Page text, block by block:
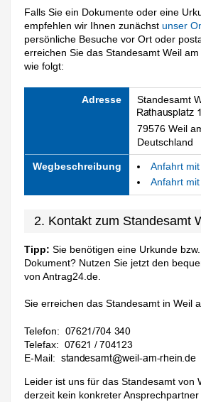
Falls Sie ein Dokumente oder eine
empfehlen wir Ihnen zunächstunser
persönliche Besuche vor Ort oder
erreichen Sie das Standesamt Weil
wie folgt:
Adresse Standesamt
79576 Weil
Deutschland
Wegbeschreibung
Anfahrt
Anfahrt
2. Kontakt zum Standesamt
Tipp: Sie benötigen eine Urkunde
Dokument? Nutzen Sie jetzt den
von Antrag24.de.
Sie erreichen das Standesamt in Weil
Telefon:
Telefax:
E-Mail:
Leider ist uns für das Standesamt von
derzeit kein konkreter